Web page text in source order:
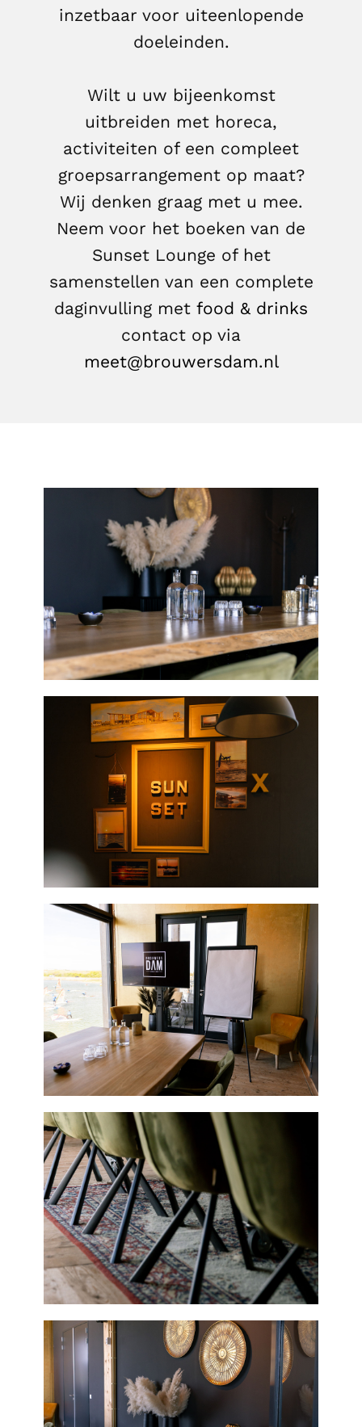
inzetbaar voor uiteenlopende
doeleinden.
Wilt u uw bijeenkomst
uitbreiden met horeca,
activiteiten of een compleet
groepsarrangement op maat?
Wij denken graag met u mee.
Neem voor het boeken van de
Sunset Lounge of het
samenstellen van een complete
daginvulling met food & drinks
contact op via
meet@brouwersdam.nl